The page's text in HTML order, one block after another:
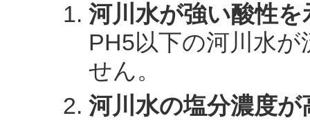
河川水が強い酸性を
PH5以下の河川水
せん。
河川水の塩分濃度が